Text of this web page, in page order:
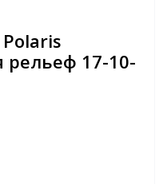
рельеф 17-10-